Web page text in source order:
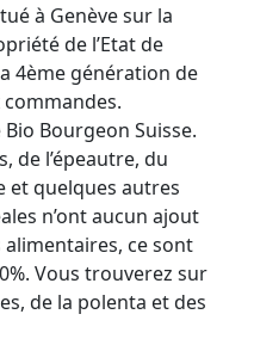
à Genève sur la
de l’Etat de
4ème génération de
Bourgeon Suisse.
de l’épeautre, du
et quelques autres
n’ont aucun ajout
ce sont
Vous trouverez sur
de la polenta et des